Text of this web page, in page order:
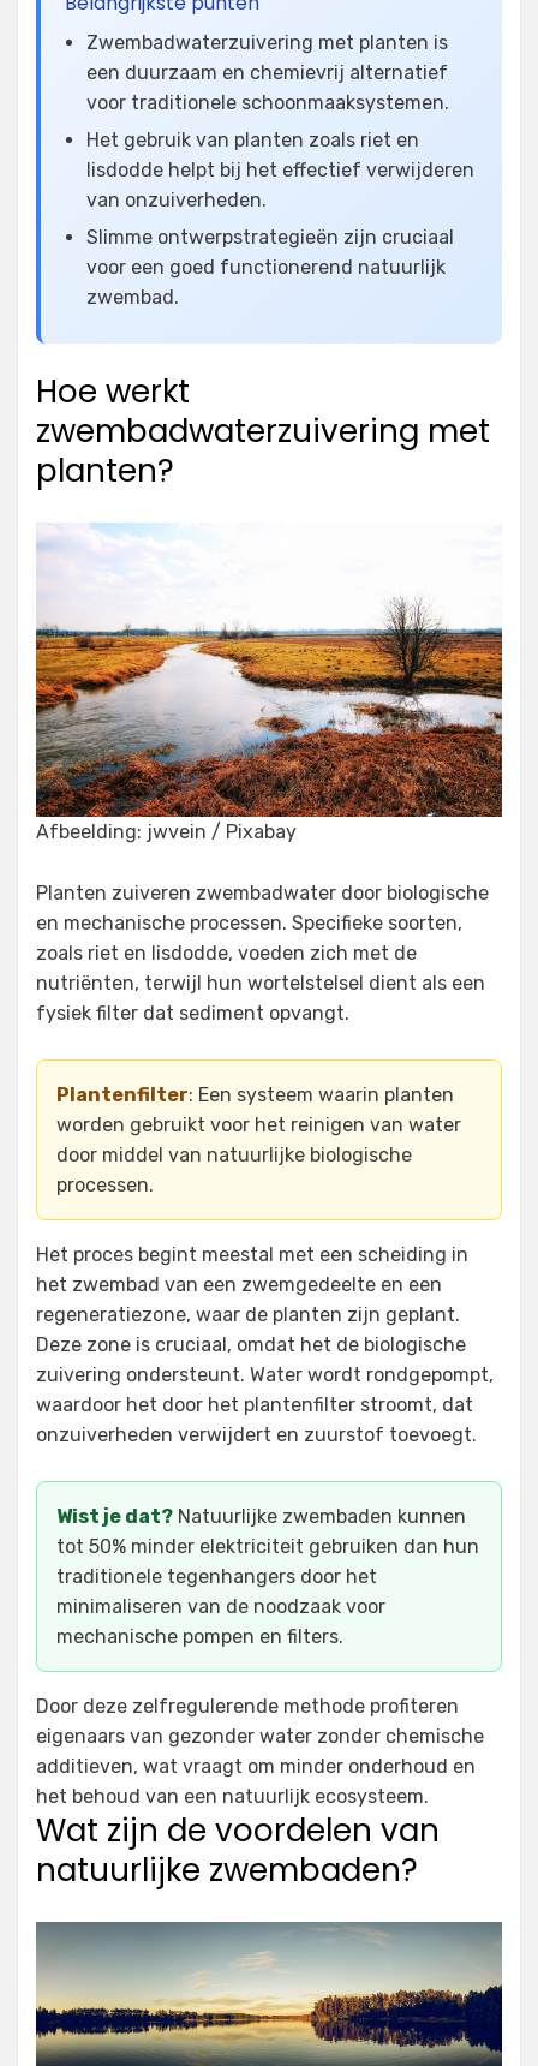
Zwembadwaterzuivering met planten is
een duurzaam en chemievrij alternatief
voor traditionele schoonmaaksystemen.
Het gebruik van planten zoals riet en
lisdodde helpt bij het effectief verwijderen
van onzuiverheden.
Slimme ontwerpstrategieën zijn cruciaal
voor een goed functionerend natuurlijk
zwembad.
Hoe werkt
zwembadwaterzuivering met
planten?
Afbeelding: jwvein / Pixabay
Planten zuiveren zwembadwater door biologische
en mechanische processen. Specifieke soorten,
zoals riet en lisdodde, voeden zich met de
nutriënten, terwijl hun wortelstelsel dient als een
fysiek filter dat sediment opvangt.
Plantenfilter: Een systeem waarin planten
worden gebruikt voor het reinigen van water
door middel van natuurlijke biologische
processen.
Het proces begint meestal met een scheiding in
het zwembad van een zwemgedeelte en een
regeneratiezone, waar de planten zijn geplant.
Deze zone is cruciaal, omdat het de biologische
zuivering ondersteunt. Water wordt rondgepompt,
waardoor het door het plantenfilter stroomt, dat
onzuiverheden verwijdert en zuurstof toevoegt.
Wist je dat? Natuurlijke zwembaden kunnen
tot 50% minder elektriciteit gebruiken dan hun
traditionele tegenhangers door het
minimaliseren van de noodzaak voor
mechanische pompen en filters.
Door deze zelfregulerende methode profiteren
eigenaars van gezonder water zonder chemische
additieven, wat vraagt om minder onderhoud en
het behoud van een natuurlijk ecosysteem.
Wat zijn de voordelen van
natuurlijke zwembaden?